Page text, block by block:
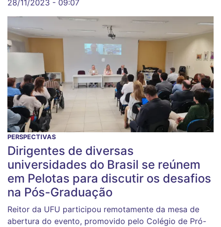
28/11/2023 - 09:07
PERSPECTIVAS
Dirigentes de diversas
universidades do Brasil se reúnem
em Pelotas para discutir os desafios
na Pós-Graduação
Reitor da UFU participou remotamente da mesa de
abertura do evento, promovido pelo Colégio de Pró-